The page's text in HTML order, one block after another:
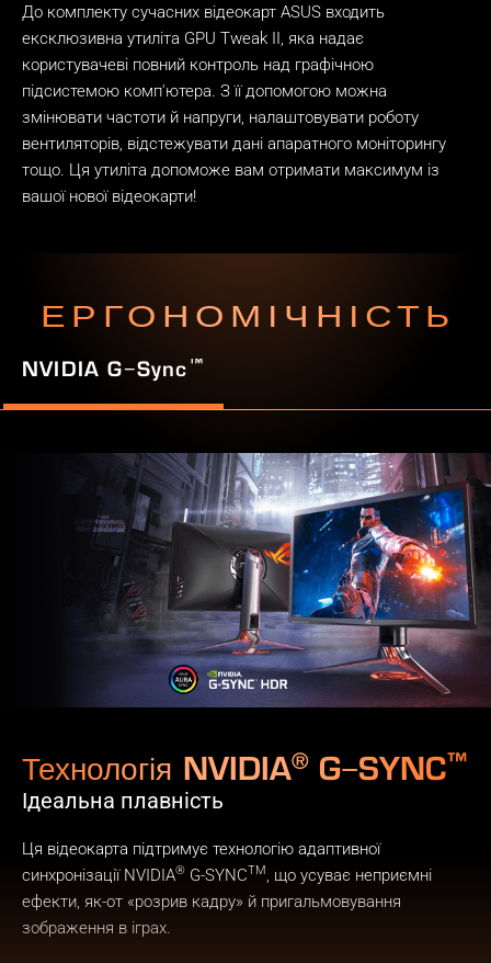
До комплекту сучасних відеокарт ASUS входить
ексклюзивна утиліта GPU Tweak II, яка надає
користувачеві повний контроль над графічною
підсистемою комп'ютера. З її допомогою можна
змінювати частоти й напруги, налаштовувати роботу
вентиляторів, відстежувати дані апаратного моніторингу
тощо. Ця утиліта допоможе вам отримати максимум із
вашої нової відеокарти!
ЕРГОНОМІЧНІСТЬ
NVIDIA G−Sync ™
Технологія NVIDIA®G−SYNC™
Ідеальна плавність
Ця відеокарта підтримує технологію адаптивної
синхронізації NVIDIA® G-SYNCTM
, що усуває неприємні
ефекти, як-от «розрив кадру» й пригальмовування
зображення в іграх.